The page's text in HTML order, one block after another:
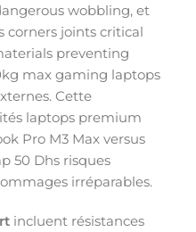
wobbling, et
corners joints critical
preventing
max gaming laptops
Cette
laptops premium
Pro M3 Max versus
50 Dhs risques
irréparables.
incluent résistances